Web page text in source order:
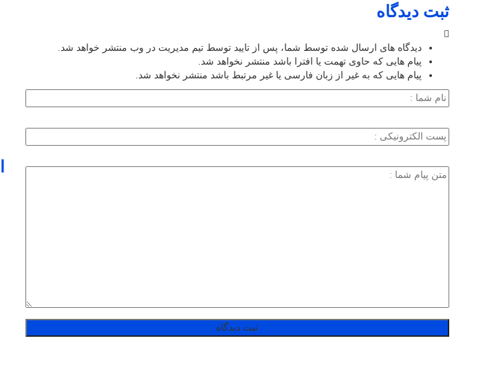
ثبت دیدگاه
دیدگاه های ارسال شده توسط شما، پس از تایید توسط تیم مدیریت در وب منتشر خواهد شد.
پیام هایی که حاوی تهمت یا افترا باشد منتشر نخواهد شد.
پیام هایی که به غیر از زبان فارسی یا غیر مرتبط باشد منتشر نخواهد شد.